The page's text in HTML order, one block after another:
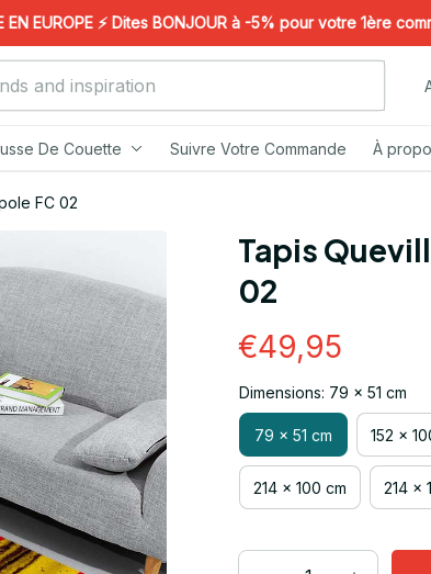
EUROPE ⚡️ Dites BONJOUR à -5% pour votre 1ère
De Couette Suivre Votre Commande À
FC 02
Tapis
02
€49,95
Dimensions: 79 x 51 cm
79 x 51 cm 152 x
214 x 100 cm 214 x